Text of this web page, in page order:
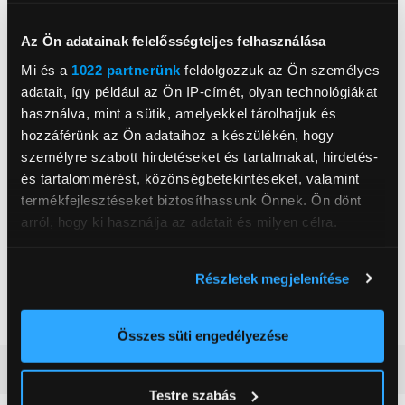
Az Ön adatainak felelősségteljes felhasználása
Mi és a 1022 partnerünk feldolgozzuk az Ön személyes
adatait, így például az Ön IP-címét, olyan technológiákat
használva, mint a sütik, amelyekkel tárolhatjuk és
hozzáférünk az Ön adataihoz a készülékén, hogy
személyre szabott hirdetéseket és tartalmakat, hirdetés-
és tartalommérést, közönségbetekintéseket, valamint
termékfejlesztéseket biztosíthassunk Önnek. Ön dönt
arról, hogy ki használja az adatait és milyen célra.
elhelyezkedéséről pár méteres pontossággal
Az Ön készülékén beazonosítása annak konkrét
módjairól és adja meg preferenciáit aRészletek
Részletek megjelenítése
Összes süti engedélyezése
Testre szabás
Képernyő típus
LED
Képernyő felbontás
4K
USB portok száma
2 db
HDMI csatlakozók száma
3 db
Betekintési szög
178 °
Képfrissítés
1 800 Hz
Energiaosztály
G
Igen
WiFi
Igen
Részletes ismertető